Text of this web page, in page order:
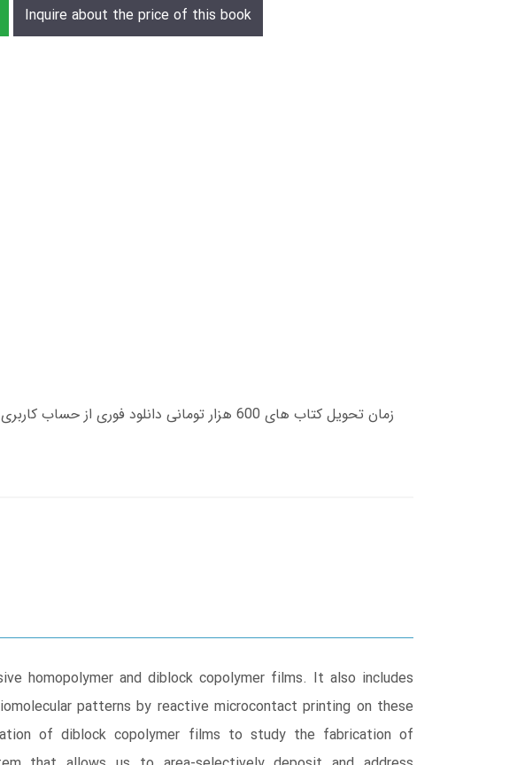
Inquire about the price of this book
homopolymer and diblock copolymer films. It also includes
patterns by reactive microcontact printing on these
of diblock copolymer films to study the fabrication of